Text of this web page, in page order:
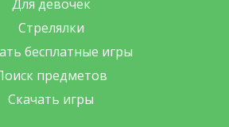
Для девочек
Стрелялки
бесплатные игры
предметов
Скачать игры